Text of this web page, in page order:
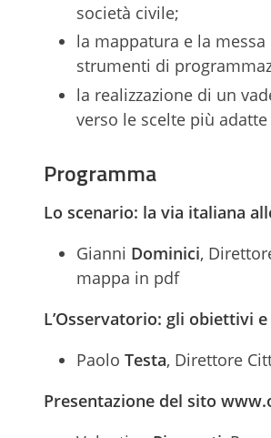
società civile;
la mappatura e la
strumenti di
la realizzazione di un
verso le scelte più
Programma
Lo scenario: la via italiana
Gianni Dominici,
mappa in pdf
L’Osservatorio: gli obiettivi
Paolo Testa, Direttore
Presentazione del sito